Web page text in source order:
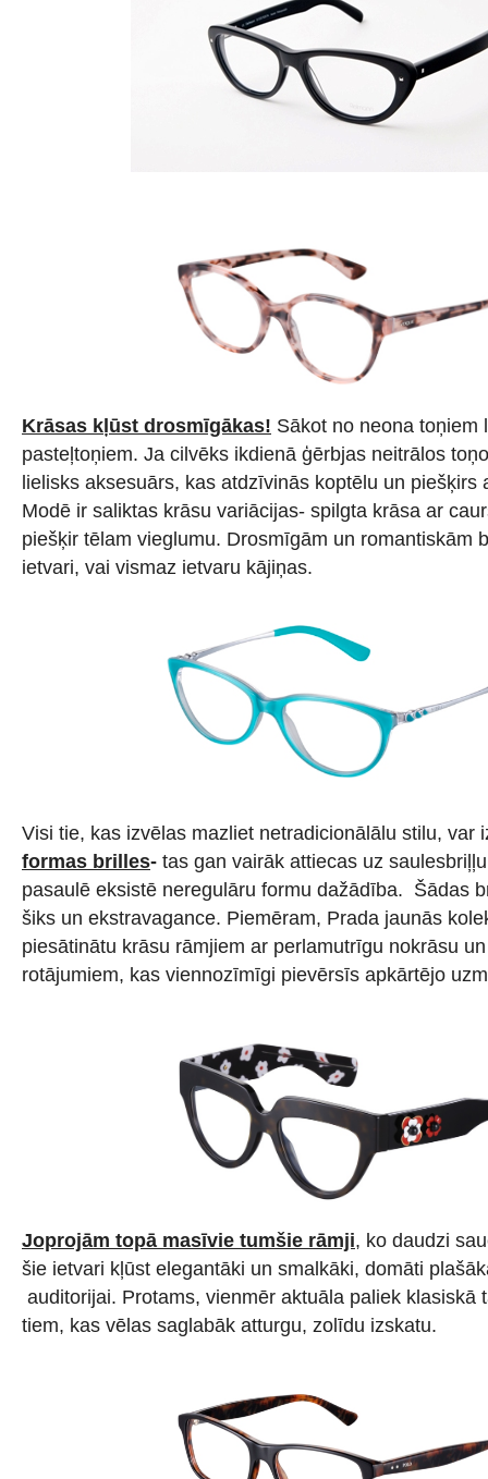
Krāsas kļūst drosmīgākas! Sākot no neona toņiem
pasteļtoņiem. Ja cilvēks ikdienā ģērbjas neitrālos
lielisks aksesuārs, kas atdzīvinās koptēlu un
Modē ir saliktas krāsu variācijas- spilgta krāsa ar
piešķir tēlam vieglumu. Drosmīgām un romantiskām
ietvari, vai vismaz ietvaru kājiņas.
Visi tie, kas izvēlas mazliet netradicionālālu stilu, var
formas brilles- tas gan vairāk attiecas uz
pasaulē eksistē neregulāru formu dažādība. Šādas
šiks un ekstravagance. Piemēram, Prada jaunās
piesātinātu krāsu rāmjiem ar perlamutrīgu nokrāsu
rotājumiem, kas viennozīmīgi pievērsīs apkārtējo
Joprojām topā masīvie tumšie rāmji, ko daudzi
šie ietvari kļūst elegantāki un smalkāki, domāti
auditorijai. Protams, vienmēr aktuāla paliek klasiskā
tiem, kas vēlas saglabāk atturgu, zolīdu izskatu.